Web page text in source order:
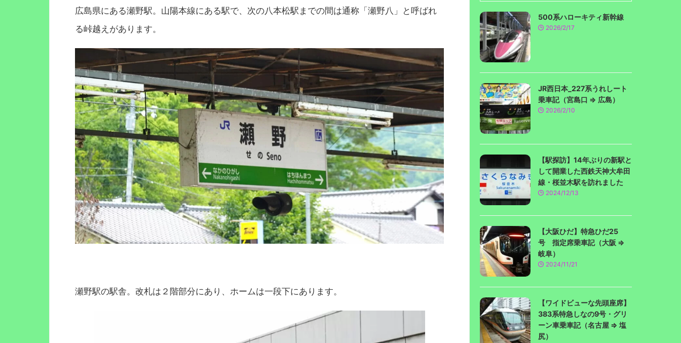
広島県にある瀬野駅。山陽本線にある駅で、次の八本松駅までの間は通称「瀬野八」と呼ばれ
る峠越えがあります。
瀬野駅の駅舎。改札は２階部分にあり、ホームは一段下にあります。
500系ハローキティ新幹線
2026/2/17
JR西日本_227系うれしート
乗車記（宮島口 ⇒ 広島）
2026/2/10
【駅探訪】14年ぶりの新駅と
して開業した西鉄天神大牟田
線・桜並木駅を訪れました
2024/12/13
【大阪ひだ】特急ひだ25
号 指定席乗車記（大阪 ⇒
岐阜）
2024/11/21
【ワイドビューな先頭座席】
383系特急しなの9号・グリ
ーン車乗車記（名古屋 ⇒ 塩
尻）